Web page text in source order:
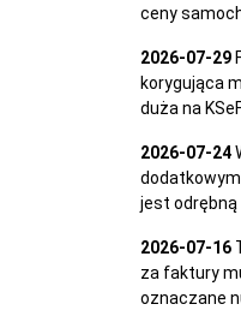
ceny
2026-07-29
korygująca
duża na
2026-07-24
jest
2026-07-16
za faktury
oznaczane